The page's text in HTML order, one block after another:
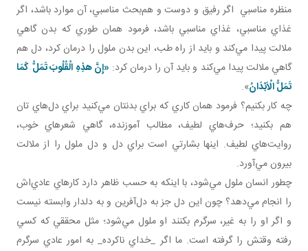
منظره مناسبي اگر رفيق و دوست و هم‌بحث مناسبي، آن موارد باشد، اگر
غذاي مناسبي، غذاي مناسبي باشد، فرمود همان ‌طوري که بدن گاهي
ملالت پيدا مي‌کند و بايد از راه طب، اين بدن ملول را درمان کرد، دل هم
گاهي ملالت پيدا مي‌کند و بايد آن را درمان کرد: «إِنَّ هذِهِ الْقُلُوبَ تَمَلُّ كَمَا
تَمَلُّ الْاَبْدَانُ».
چه کار بکنيم؟ فرمود همان ‌کاري که براي بدنتان مي‌کنيد براي دل‌هاي تان
هم بکنيد؛ حرف‌هاي لطيف، مطالب آموزنده، گاهي شعرهاي خوب،
روايت‌هاي لطيف. اينها بشارتي است براي دل و دل ملول را از ملالت
بيرون مي‌آورد.
چطور انسان ملول مي‌شود، با اينکه به حسب ظاهر دارد کارهاي عادي‌اش
را انجام مي‌دهد؟ چون اين دل جز به دل‌آفرين و به دلدار وابسته نيست
و اگر او را به غير، سرگرم بکنند او ملول مي‌شود؛ مثل محققي که کسي
رفته وقتش را گرفته است. ما اگر _خداي ناکرده_ به امور عادي سرگرم